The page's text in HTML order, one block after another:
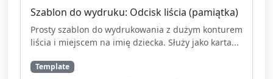
Szablon do wydruku: Odcisk liścia (pamiątka)
Prosty szablon do wydrukowania z dużym konturem
liścia i miejscem na imię dziecka. Służy jako karta...
Template